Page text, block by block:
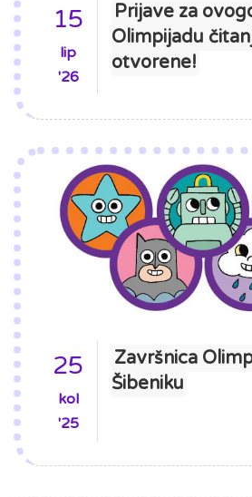
15
lip
'26
Prijave za
Olimpijadu
otvorene!
25
kol
'25
Završnica
Šibeniku